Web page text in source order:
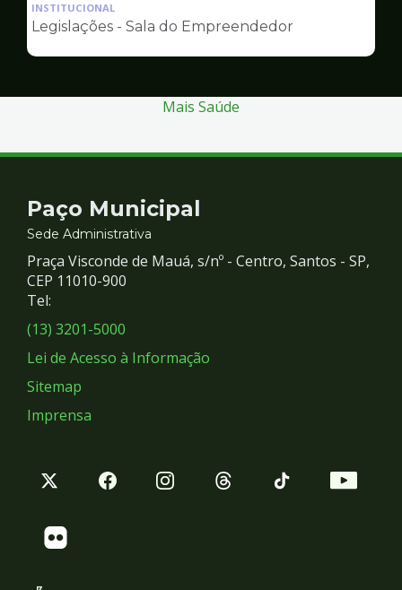
pagina
Sala
Empreendedor
INSTITUCIONAL
Legislações - Sala do Empreendedor
Mais Saúde
Contato
e
Redes
Sociais
Paço Municipal
Sede Administrativa
Praça Visconde de Mauá, s/nº - Centro, Santos - SP,
CEP 11010-900
Tel:
(13) 3201-5000
Lei de Acesso à Informação
Sitemap
Imprensa